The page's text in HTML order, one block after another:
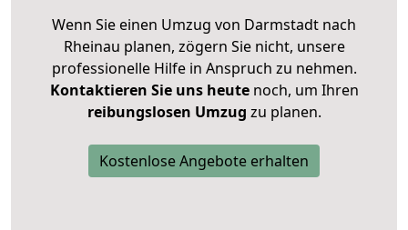
Wenn Sie einen Umzug von Darmstadt nach
Rheinau planen, zögern Sie nicht, unsere
professionelle Hilfe in Anspruch zu nehmen.
Kontaktieren Sie uns heutenoch, um Ihren
reibungslosen Umzug zu planen.
Kostenlose Angebote erhalten